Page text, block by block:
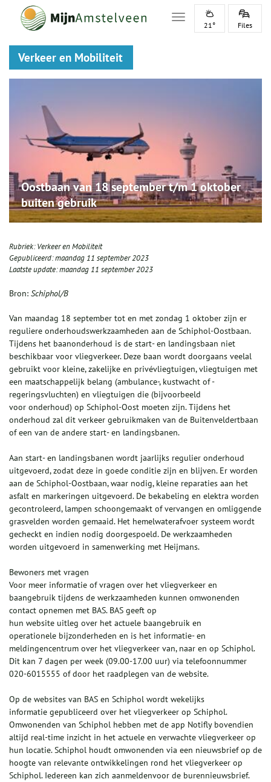
Toggle navigation
21° Files
Verkeer en Mobiliteit
Oostbaan van 18 september t/m 1 oktober
buiten gebruik
Rubriek:Verkeer en Mobiliteit
Gepubliceerd:maandag 11 september 2023
Laatste update:maandag 11 september 2023
Bron: Schiphol/B
Van maandag 18 september tot en met zondag 1 oktober zijn er
reguliere onderhoudswerkzaamheden aan de Schiphol-Oostbaan.
Tijdens het baanonderhoud is de start- en landingsbaan niet
beschikbaar voor vliegverkeer. Deze baan wordt doorgaans veelal
gebruikt voor kleine, zakelijke en privévliegtuigen, vliegtuigen met
een maatschappelijk belang (ambulance-, kustwacht of -
regeringsvluchten) en vliegtuigen die (bijvoorbeeld
voor onderhoud) op Schiphol-Oost moeten zijn. Tijdens het
onderhoud zal dit verkeer gebruikmaken van de Buitenveldertbaan
of een van de andere start- en landingsbanen.
Aan start- en landingsbanen wordt jaarlijks regulier onderhoud
uitgevoerd, zodat deze in goede conditie zijn en blijven. Er worden
aan de Schiphol-Oostbaan, waar nodig, kleine reparaties aan het
asfalt en markeringen uitgevoerd. De bekabeling en elektra worden
gecontroleerd, lampen schoongemaakt of vervangen en omliggende
grasvelden worden gemaaid. Het hemelwaterafvoer systeem wordt
gecheckt en indien nodig doorgespoeld. De werkzaamheden
worden uitgevoerd in samenwerking met Heijmans.
Bewoners met vragen
Voor meer informatie of vragen over het vliegverkeer en
baangebruik tijdens de werkzaamheden kunnen omwonenden
contact opnemen met BAS. BAS geeft op
hun website uitleg over het actuele baangebruik en
operationele bijzonderheden en is het informatie- en
meldingencentrum over het vliegverkeer van, naar en op Schiphol.
Dit kan 7 dagen per week (09.00-17.00 uur) via telefoonnummer
020-6015555 of door het raadplegen van de website.
Op de websites van BAS en Schiphol wordt wekelijks
informatie gepubliceerd over het vliegverkeer op Schiphol.
Omwonenden van Schiphol hebben met de app Notifly bovendien
altijd real-time inzicht in het actuele en verwachte vliegverkeer op
hun locatie. Schiphol houdt omwonenden via een nieuwsbrief op de
hoogte van relevante ontwikkelingen rond het vliegverkeer op
Schiphol. Iedereen kan zich aanmeldenvoor de burennieuwsbrief.